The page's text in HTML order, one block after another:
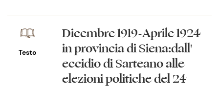
Testo
Dicembre 1919-Aprile 1924
in provincia di Siena:dall'
eccidio di Sarteano alle
elezioni politiche del 24